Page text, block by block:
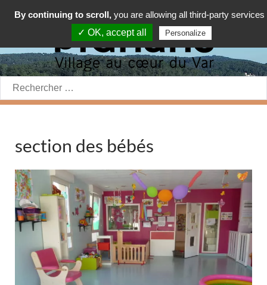
Rechercher:
section des bébés
By continuing to scroll, you are allowing all third-party services
✓ OK, accept all
Personalize